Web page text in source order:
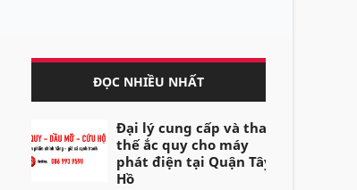
ĐỌC NHIỀU NHẤT
Đại lý cung cấp và thay
thế ắc quy cho máy
phát điện tại Quận Tây
Hồ